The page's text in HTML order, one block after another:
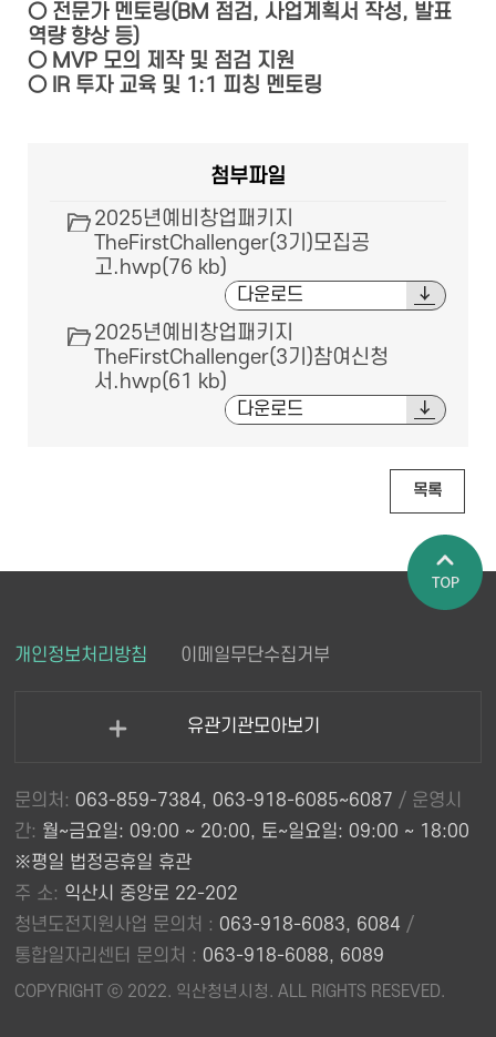
○ 전문가 멘토링(BM 점검, 사업계획서 작성, 발표
역량 향상 등)
○ MVP 모의 제작 및 점검 지원
○ IR 투자 교육 및 1:1 피칭 멘토링
첨부파일
2025년예비창업패키지
TheFirstChallenger(3기)모집공
고.hwp(76 kb)
다운로드
2025년예비창업패키지
TheFirstChallenger(3기)참여신청
서.hwp(61 kb)
다운로드
목록
개인정보처리방침 이메일무단수집거부
유관기관모아보기
문의처: 063-859-7384, 063-918-6085~6087 / 운영시
간: 월~금요일: 09:00 ~ 20:00, 토~일요일: 09:00 ~ 18:00
※평일 법정공휴일 휴관
주 소: 익산시 중앙로 22-202
청년도전지원사업 문의처 : 063-918-6083, 6084 /
통합일자리센터 문의처 : 063-918-6088, 6089
COPYRIGHT ⓒ 2022. 익산청년시청. ALL RIGHTS RESEVED.